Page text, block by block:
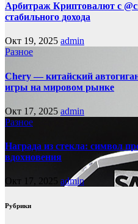
Арбитраж Криптовалют с
стабильного дохода
Окт 19, 2025 admin
Разное
Chery — китайский
игры на мировом рынке
Окт 17, 2025 admin
Разное
Награда из стекла: символ
вдохновения
Окт 17, 2025 admin
Рубрики